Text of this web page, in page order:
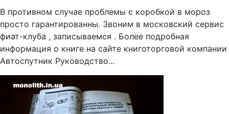
В противном случае проблемы с коробкой в мороз
просто гарантированны. Звоним в московский сервис
фиат-клуба , записываемся . Более подробная
информация о книге на сайте книготорговой компании
Автоспутник Руководство...